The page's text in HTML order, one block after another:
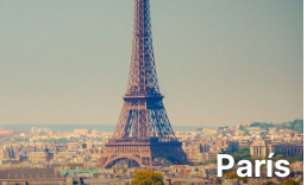
París